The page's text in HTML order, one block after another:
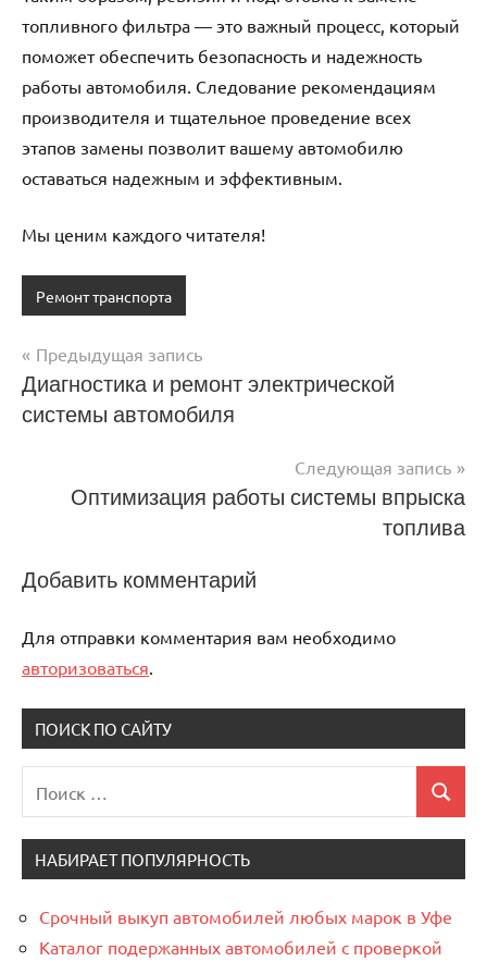
топливного фильтра — это важный процесс, который
поможет обеспечить безопасность и надежность
работы автомобиля. Следование рекомендациям
производителя и тщательное проведение всех
этапов замены позволит вашему автомобилю
оставаться надежным и эффективным.
Мы ценим каждого читателя!
Ремонт транспорта
Навигация
по
Предыдущая запись
Диагностика и ремонт электрической
системы автомобиля
Следующая запись
Оптимизация работы системы впрыска
топлива
Добавить комментарий
Для отправки комментария вам необходимо
авторизоваться.
ПОИСК ПО САЙТУ
для:
Поиск
НАБИРАЕТ ПОПУЛЯРНОСТЬ
Срочный выкуп автомобилей любых марок в Уфе
Каталог подержанных автомобилей с проверкой